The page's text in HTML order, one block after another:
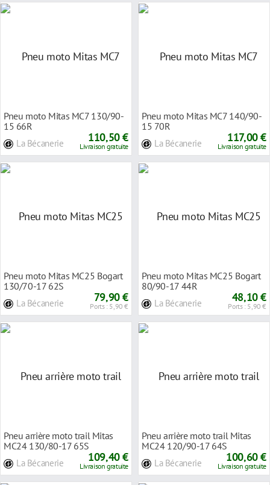
Pneu moto Mitas MC7 130/90-
15 66R
La Bécanerie 110,50 €
Livraison gratuite
Pneu moto Mitas MC7 140/90-
15 70R
La Bécanerie 117,00 €
Livraison gratuite
Pneu moto Mitas MC25 Bogart
130/70-17 62S
La Bécanerie 79,90 €
Ports : 5,90 €
Pneu moto Mitas MC25 Bogart
80/90-17 44R
La Bécanerie 48,10 €
Ports : 5,90 €
Pneu arrière moto trail Mitas
MC24 130/80-17 65S
La Bécanerie 109,40 €
Livraison gratuite
Pneu arrière moto trail Mitas
MC24 120/90-17 64S
La Bécanerie 100,60 €
Livraison gratuite